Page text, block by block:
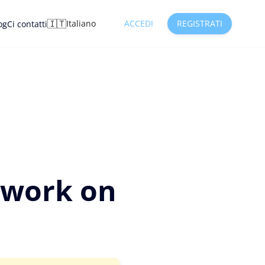
Ci contatti🇮🇹Italiano ACCEDI REGISTRATI
on